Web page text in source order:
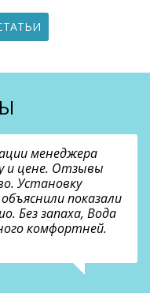
менеджера
и цене. Отзывы
Установку
показали
Без запаха, Вода
комфортней.